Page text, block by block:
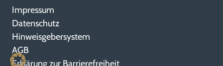
Impressum
Datenschutz
Hinweisgebersystem
AGB
Erklärung zur Barrierefreiheit